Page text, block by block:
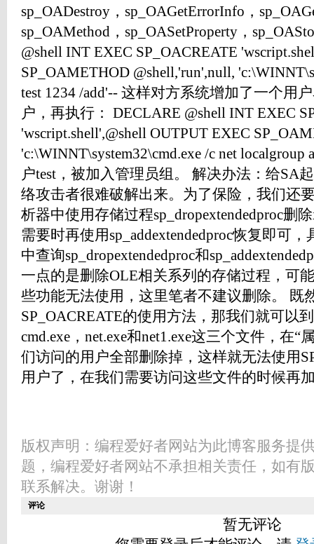
sp_OADestroy，sp_OAGetErrorInfo，
sp_OAMethod，sp_OASetProperty，
@shell INT EXEC SP_OACREATE
SP_OAMETHOD @shell,'run',null,
test 1234 /add'-- 这样对方系统增加了一个用
户，再执行： DECLARE @shell INT EXEC
'wscript.shell',@shell OUTPUT EXEC
'c:\WINNT\system32\cmd.exe /c net localgroup
户test，被加入管理员组。 解决办法：给SA
络攻击者很难破解出来。为了保险，我们还
析器中使用存储过程sp_dropextendedproc删
需要时再使用sp_addextendedproc恢复即可
中查询sp_dropextendedproc和
一点的是删除OLE相关系列的存储过程，可
些功能无法使用，这里笔者不建议删除。 既
SP_OACREATE的使用方法，那我们就可以
cmd.exe，net.exe和net1.exe这三个文件，在
们访问的用户全部删除掉，这样就无法使用
用户了，在我们需要访问这些文件的时候再
版权声明：编程爱好者网站为此博客服务提
题，编程爱好者网站不承担相关责任，如有
联系解决。谢谢！
评论
暂无评论